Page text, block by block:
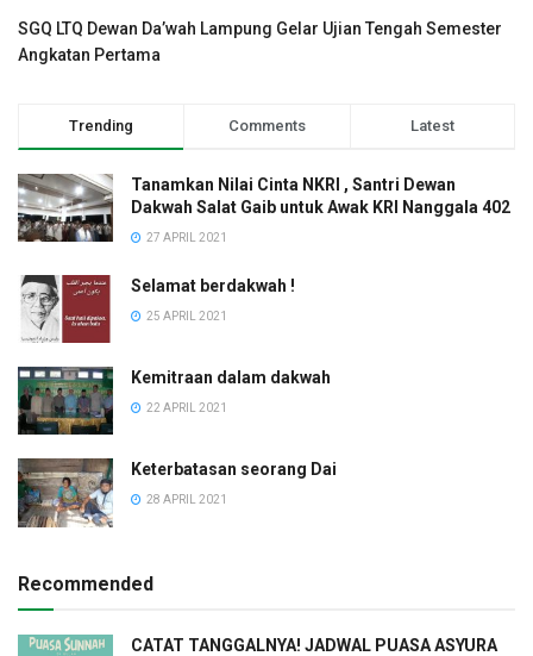
SGQ LTQ Dewan Da’wah Lampung Gelar Ujian Tengah Semester
Angkatan Pertama
Trending Comments Latest
Tanamkan Nilai Cinta NKRI , Santri Dewan
Dakwah Salat Gaib untuk Awak KRI Nanggala 402
27 APRIL 2021
Selamat berdakwah !
25 APRIL 2021
Kemitraan dalam dakwah
22 APRIL 2021
Keterbatasan seorang Dai
28 APRIL 2021
Recommended
CATAT TANGGALNYA! JADWAL PUASA ASYURA